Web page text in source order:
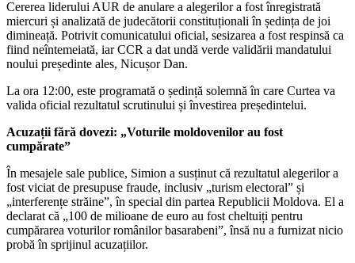
Cererea liderului AUR de anulare a alegerilor a fost înregistrată
miercuri și analizată de judecătorii constituționali în ședința de joi
dimineață. Potrivit comunicatului oficial, sesizarea a fost respinsă ca
fiind neîntemeiată, iar CCR a dat undă verde validării mandatului
noului președinte ales, Nicușor Dan.
La ora 12:00, este programată o ședință solemnă în care Curtea va
valida oficial rezultatul scrutinului și învestirea președintelui.
Acuzații fără dovezi: „Voturile moldovenilor au fost
cumpărate”
În mesajele sale publice, Simion a susținut că rezultatul alegerilor a
fost viciat de presupuse fraude, inclusiv „turism electoral” și
„interferențe străine”, în special din partea Republicii Moldova. El a
declarat că „100 de milioane de euro au fost cheltuiți pentru
cumpărarea voturilor românilor basarabeni”, însă nu a furnizat nicio
probă în sprijinul acuzațiilor.